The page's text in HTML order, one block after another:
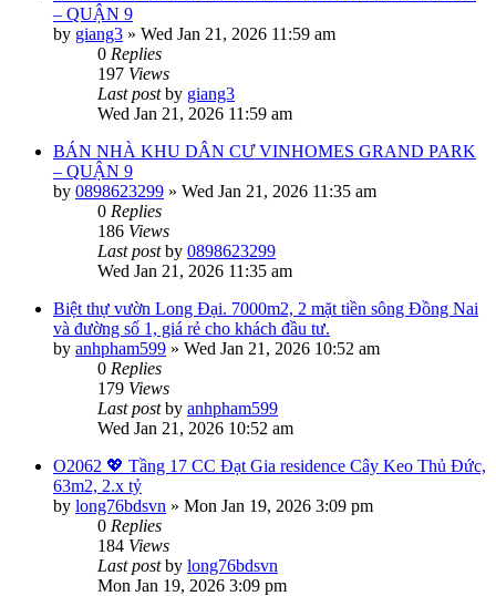
– QUẬN 9
by giang3 » Wed Jan 21, 2026 11:59 am
0 Replies
197 Views
Last postby giang3
Wed Jan 21, 2026 11:59 am
BÁN NHÀ KHU DÂN CƯ VINHOMES GRAND PARK
– QUẬN 9
by 0898623299 » Wed Jan 21, 2026 11:35 am
0 Replies
186 Views
Last postby 0898623299
Wed Jan 21, 2026 11:35 am
Biệt thự vườn Long Đại. 7000m2, 2 mặt tiền sông Đồng Nai
và đường số 1, giá rẻ cho khách đầu tư.
by anhpham599 » Wed Jan 21, 2026 10:52 am
0 Replies
179 Views
Last postby anhpham599
Wed Jan 21, 2026 10:52 am
O2062 💖 Tầng 17 CC Đạt Gia residence Cây Keo Thủ Đức,
63m2, 2.x tỷ
by long76bdsvn » Mon Jan 19, 2026 3:09 pm
0 Replies
184 Views
Last postby long76bdsvn
Mon Jan 19, 2026 3:09 pm